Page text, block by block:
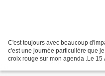
C'est toujours avec beaucoup
c'est une journée particulière que
croix rouge sur mon agenda .Le 15